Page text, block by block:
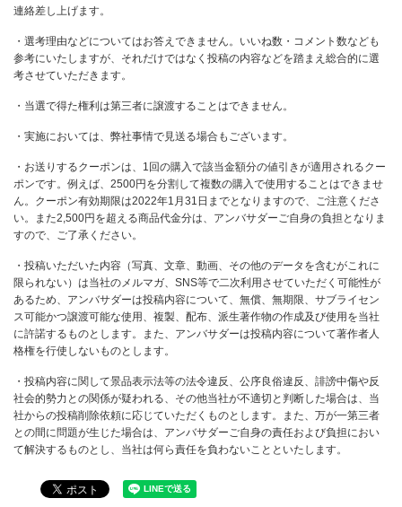
連絡差し上げます。
・選考理由などについてはお答えできません。いいね数・コメント数なども
参考にいたしますが、それだけではなく投稿の内容などを踏まえ総合的に選
考させていただきます。
・当選で得た権利は第三者に譲渡することはできません。
・実施においては、弊社事情で見送る場合もございます。
・お送りするクーポンは、1回の購入で該当金額分の値引きが適用されるクー
ポンです。例えば、2500円を分割して複数の購入で使用することはできませ
ん。クーポン有効期限は2022年1月31日までとなりますので、ご注意くださ
い。また2,500円を超える商品代金分は、アンバサダーご自身の負担となりま
すので、ご了承ください。
・投稿いただいた内容（写真、文章、動画、その他のデータを含むがこれに
限られない）は当社のメルマガ、SNS等で二次利用させていただく可能性が
あるため、アンバサダーは投稿内容について、無償、無期限、サブライセン
ス可能かつ譲渡可能な使用、複製、配布、派生著作物の作成及び使用を当社
に許諾するものとします。また、アンバサダーは投稿内容について著作者人
格権を行使しないものとします。
・投稿内容に関して景品表示法等の法令違反、公序良俗違反、誹謗中傷や反
社会的勢力との関係が疑われる、その他当社が不適切と判断した場合は、当
社からの投稿削除依頼に応じていただくものとします。また、万が一第三者
との間に問題が生じた場合は、アンバサダーご自身の責任および負担におい
て解決するものとし、当社は何ら責任を負わないことといたします。